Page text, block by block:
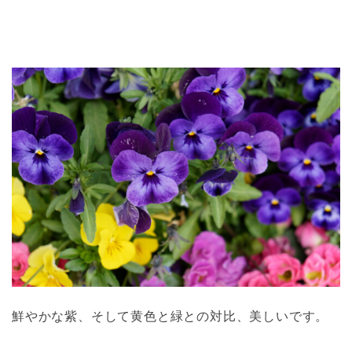
鮮やかな紫、そして黄色と緑との対比、美しいです。